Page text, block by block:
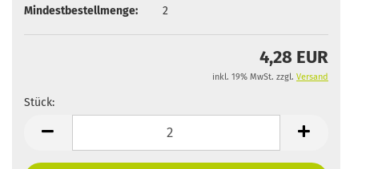
Mindestbestellmenge:
2
4,28 EUR
inkl. 19% MwSt. zzgl. Versand
Stück:
Stück